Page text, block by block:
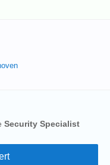
Security Specialist